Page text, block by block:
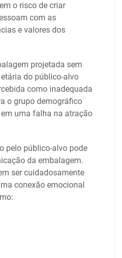
o risco de criar
com as
e valores dos
projetada sem
do público-alvo
como inadequada
o grupo demográfico
uma falha na atração
pelo público-alvo pode
da embalagem.
ser cuidadosamente
conexão emocional